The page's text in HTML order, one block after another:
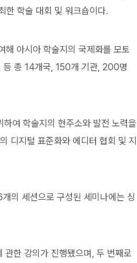
한 학술 대회 및 워크숍이다.
해 아시아 학술지의 국제화를 모토
등 총 14개국, 150개 기관, 200명
여 학술지의 현주소와 발전 노력을
디지털 표준화와 에디터 협회 및 지
의 세션으로 구성된 세미나에는 싱
한 강의가 진행됐으며, 두 번째로